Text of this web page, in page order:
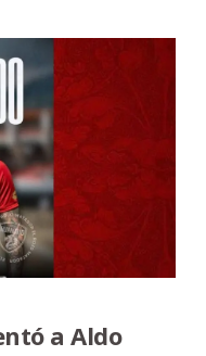
a Aldo